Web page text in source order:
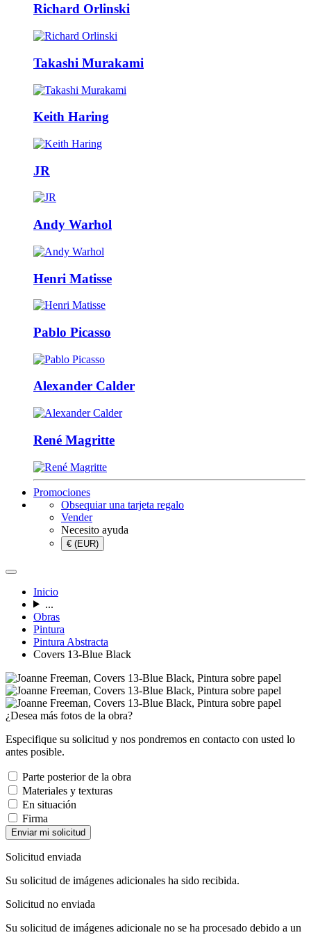
Richard Orlinski
Takashi Murakami
Keith Haring
JR
Andy Warhol
Henri Matisse
Pablo Picasso
Alexander Calder
René Magritte
Promociones
Obsequiar una tarjeta regalo
Vender
Necesito ayuda
€ (EUR)
Inicio
...
Obras
Pintura
Pintura Abstracta
Covers 13-Blue Black
¿Desea más fotos de la obra?
Especifique su solicitud y nos pondremos en contacto con usted lo
antes posible.
Parte posterior de la obra
Materiales y texturas
En situación
Firma
Enviar mi solicitud
Solicitud enviada
Su solicitud de imágenes adicionales ha sido recibida.
Solicitud no enviada
Su solicitud de imágenes adicionale no se ha procesado debido a un